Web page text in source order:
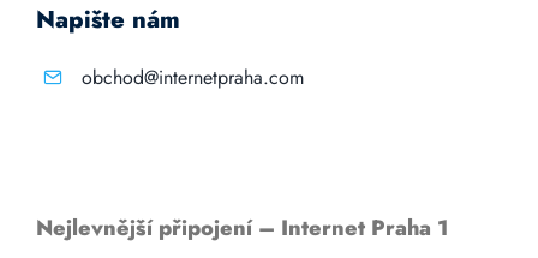
Napište nám
obchod@internetpraha.com
Nejlevnější připojení – Internet Praha 1